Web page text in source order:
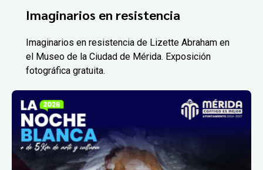
Imaginarios en resistencia
Imaginarios en resistencia de Lizette Abraham en
el Museo de la Ciudad de Mérida. Exposición
fotográfica gratuita.